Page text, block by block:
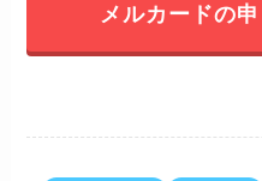
メルカードの